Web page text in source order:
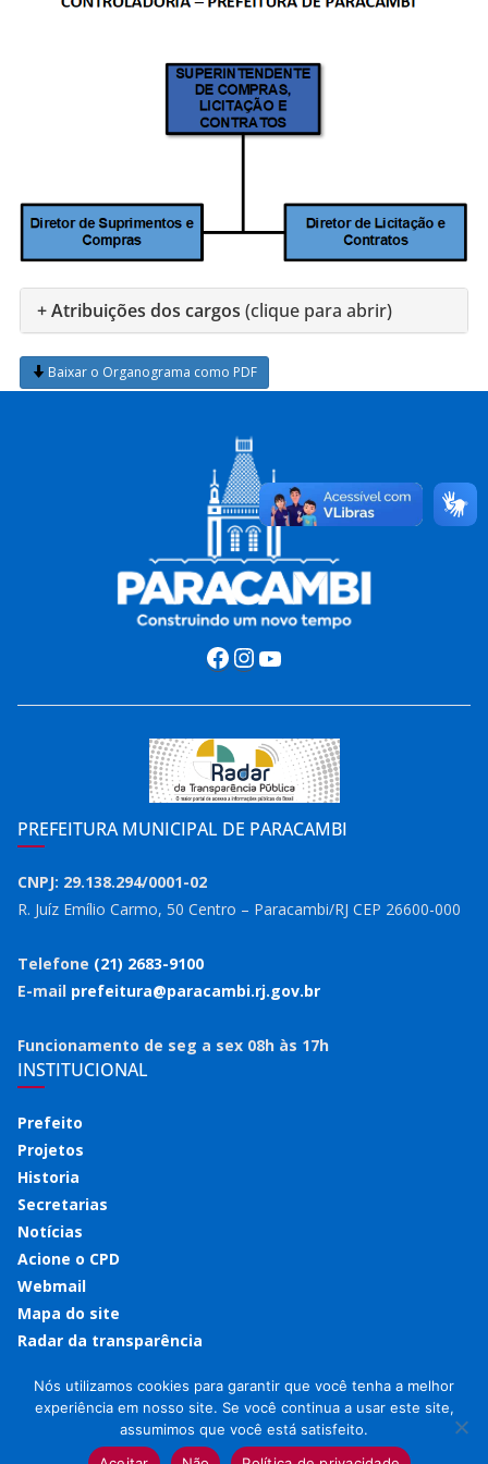
+ Atribuições dos cargos (clique para abrir)
Baixar o Organograma como PDF
Facebook
Instagram
Youtube
PREFEITURA MUNICIPAL DE PARACAMBI
CNPJ: 29.138.294/0001-02
R. Juíz Emílio Carmo, 50 Centro – Paracambi/RJ CEP 26600-000
Telefone (21) 2683-9100
E-mail prefeitura@paracambi.rj.gov.br
Funcionamento de seg a sex 08h às 17h
INSTITUCIONAL
Prefeito
Projetos
Historia
Secretarias
Notícias
Acione o CPD
Webmail
Mapa do site
Radar da transparência
Copyright © 2026Prefeitura de Paracambi. Todos os direitos
Nós utilizamos cookies para garantir que você tenha a melhor
experiência em nosso site. Se você continua a usar este site,
assumimos que você está satisfeito.